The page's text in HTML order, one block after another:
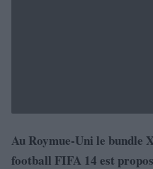
Au Roymue-Uni le bundle
football FIFA 14 est